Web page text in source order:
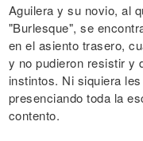
Aguilera y su novio, al
"Burlesque", se
en el asiento trasero,
y no pudieron resistir y
instintos. Ni siquiera
presenciando toda la
contento.